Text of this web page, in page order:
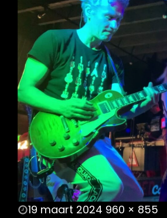
POSTED
19 maart 2024 960 × 855